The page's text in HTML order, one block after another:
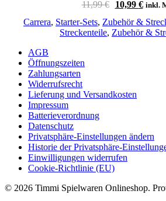
11,99€
war:
11,99 €
10,99 €
ist:
10,99
inkl.
Carrera, Starter-Sets, Zubehör &
Streckenteile, Zubehör &
AGB
Öffnungszeiten
Zahlungsarten
Widerrufsrecht
Lieferung und Versandkosten
Impressum
Batterieverordnung
Datenschutz
Privatsphäre-Einstellungen ändern
Historie der Privatsphäre-
Einwilligungen widerrufen
Cookie-Richtlinie (EU)
© 2026 Timmi Spielwaren Onlineshop.